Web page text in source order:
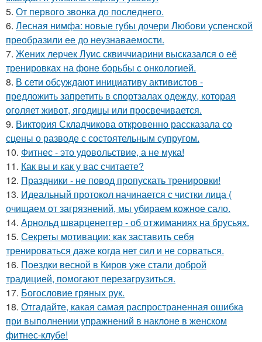
5. От первого звонка до последнего.
6. Лесная нимфа: новые губы дочери Любови успенской
преобразили ее до неузнаваемости.
7. Жених лерчек Луис сквиччиарини высказался о её
тренировках на фоне борьбы с онкологией.
8. В сети обсуждают инициативу активистов -
предложить запретить в спортзалах одежду, которая
оголяет живот, ягодицы или просвечивается.
9. Виктория Складчикова откровенно рассказала со
сцены о разводе с состоятельным супругом.
10. Фитнес - это удовольствие, а не мука!
11. Как вы и как у вас считаете?
12. Праздники - не повод пропускать тренировки!
13. Идеальный протокол начинается с чистки лица (
очищаем от загрязнений, мы убираем кожное сало.
14. Арнольд шварценеггер - об отжиманиях на брусьях.
15. Секреты мотивации: как заставить себя
тренироваться даже когда нет сил и не сорваться.
16. Поездки весной в Киров уже стали доброй
традицией, помогают перезагрузиться.
17. Богословие гряных рук.
18. Отгадайте, какая самая распространенная ошибка
при выполнении упражнений в наклоне в женском
фитнес-клубе!